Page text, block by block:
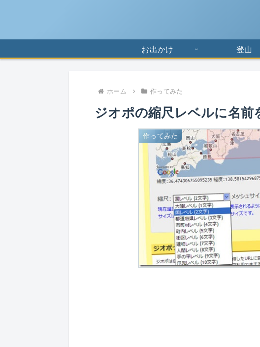
お出かけ 登山
ホーム 作ってみた
ジオポの縮尺レベルに名前
作ってみた